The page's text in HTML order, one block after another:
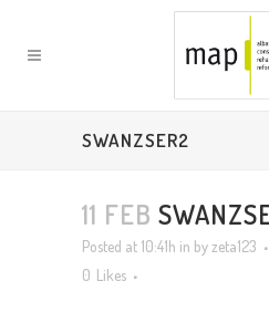
SWANZSER2
11 FEB
Posted at 10:41h in byzeta123
0 Likes